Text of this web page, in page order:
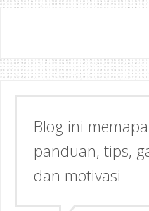
Blog ini
panduan, tips,
dan motivasi
Semoga dapat
Inspirasi